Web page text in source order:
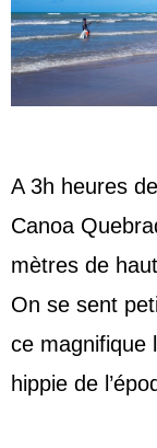
A 3h heures
Canoa
mètres de
On se sent
ce magnifique
hippie de